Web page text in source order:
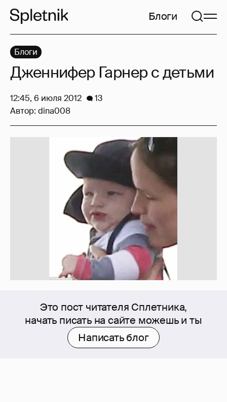
Блоги
Это пост читателя Сплетника,
начать писать на сайте можешь и ты
Написать блог
Блоги
Дженнифер Гарнер с детьми
12:45, 6 июля 2012
13
Автор: dina008